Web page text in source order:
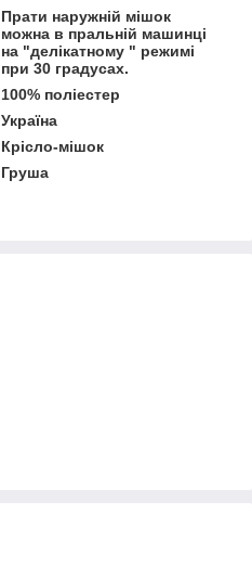
Прати наружній мішок
можна в пральній машинці
на "делікатному " режимі
при 30 градусах.
100% поліестер
Україна
Крісло-мішок
Груша